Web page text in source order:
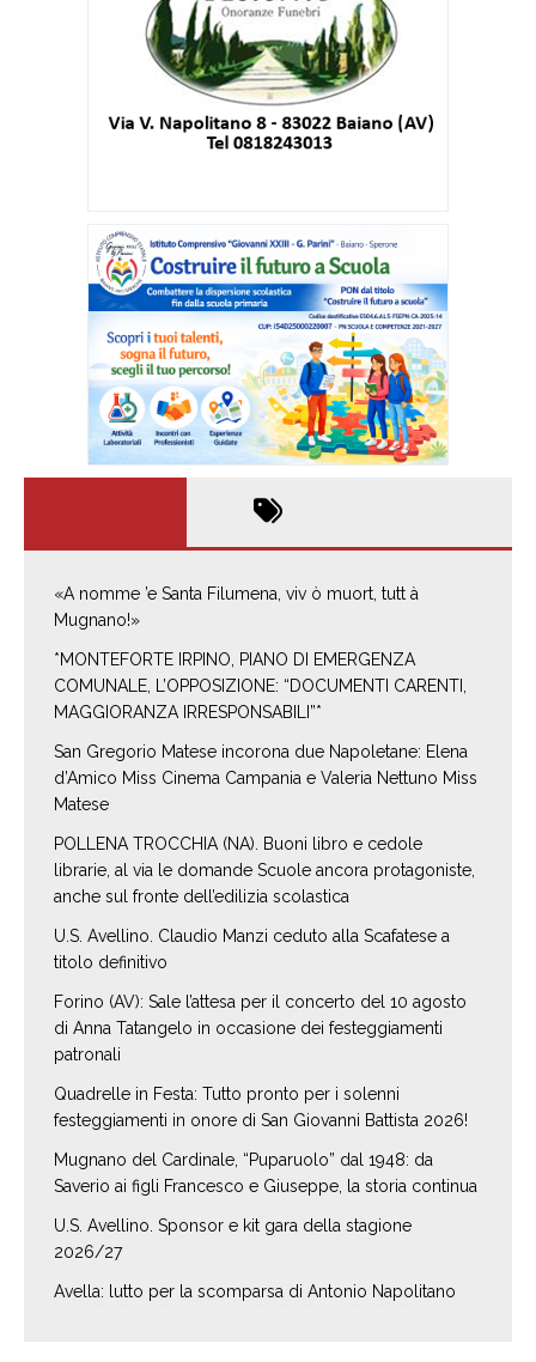
«A nomme ’e Santa Filumena, viv ò muort, tutt à
Mugnano!»
*MONTEFORTE IRPINO, PIANO DI EMERGENZA
COMUNALE, L’OPPOSIZIONE: “DOCUMENTI CARENTI,
MAGGIORANZA IRRESPONSABILI”*
San Gregorio Matese incorona due Napoletane: Elena
d’Amico Miss Cinema Campania e Valeria Nettuno Miss
Matese
POLLENA TROCCHIA (NA). Buoni libro e cedole
librarie, al via le domande Scuole ancora protagoniste,
anche sul fronte dell’edilizia scolastica
U.S. Avellino. Claudio Manzi ceduto alla Scafatese a
titolo definitivo
Forino (AV): Sale l’attesa per il concerto del 10 agosto
di Anna Tatangelo in occasione dei festeggiamenti
patronali
Quadrelle in Festa: Tutto pronto per i solenni
festeggiamenti in onore di San Giovanni Battista 2026!
Mugnano del Cardinale, “Puparuolo” dal 1948: da
Saverio ai figli Francesco e Giuseppe, la storia continua
U.S. Avellino. Sponsor e kit gara della stagione
2026/27
Avella: lutto per la scomparsa di Antonio Napolitano